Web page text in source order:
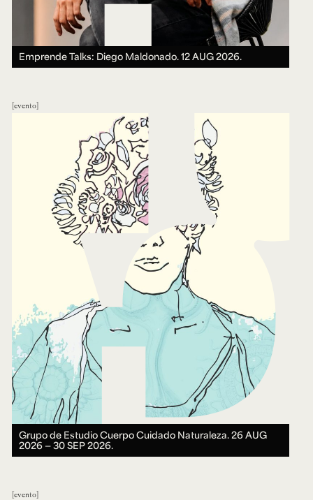
Emprende Talks: Diego Maldonado.12 AUG 2026.
evento
Grupo de Estudio Cuerpo Cuidado Naturaleza.26 AUG
2026 ― 30 SEP 2026.
evento